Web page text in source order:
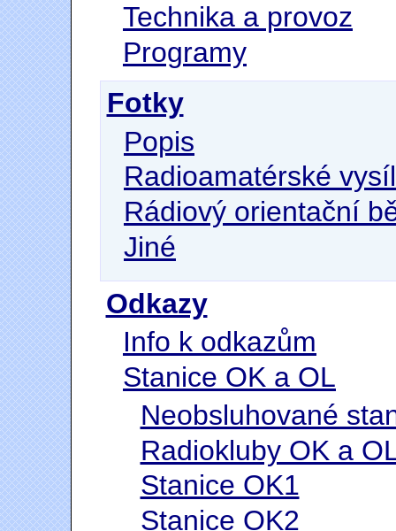
Technika a provoz
Programy
Fotky
Popis
Radioamatérské
Rádiový orientační
Jiné
Odkazy
Info k odkazům
Stanice OK a OL
Neobsluhované
Radiokluby OK a
Stanice OK1
Stanice OK2